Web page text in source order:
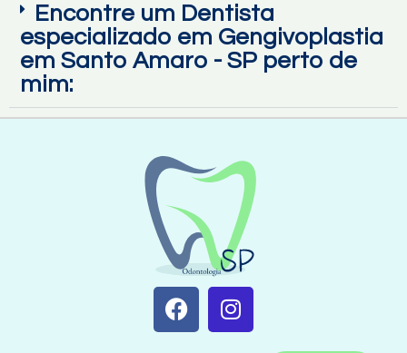
Encontre um Dentista
especializado em Gengivoplastia
em Santo Amaro - SP perto de
mim: